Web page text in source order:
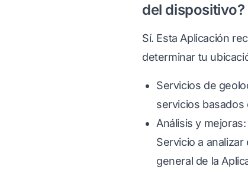
del dispositivo?
Sí. Esta Aplicación
determinar tu
Servicios de
servicios basados
Análisis y
Servicio a
general de la